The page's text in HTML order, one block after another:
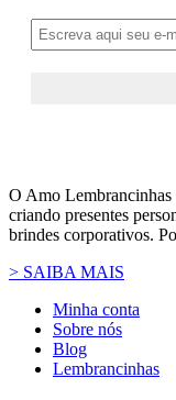
O Amo Lembrancinhas
criando presentes
brindes corporativos.
> SAIBA MAIS
Minha conta
Sobre nós
Blog
Lembrancinhas